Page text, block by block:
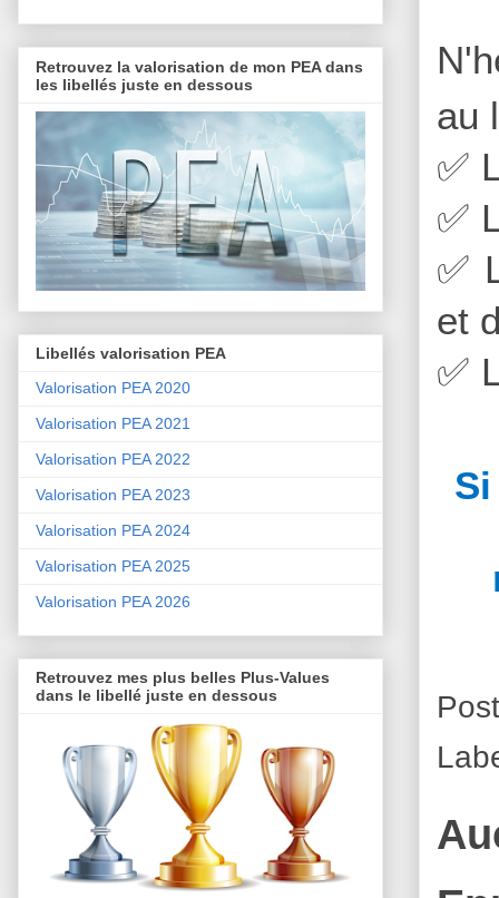
au
✅
✅
✅
et
✅
Retrouvez la valorisation de mon PEA dans
les libellés juste en dessous
Libellés valorisation PEA
Valorisation PEA 2020
Valorisation PEA 2021
Valorisation PEA 2022
Valorisation PEA 2023
Valorisation PEA 2024
Valorisation PEA 2025
Valorisation PEA 2026
Retrouvez mes plus belles Plus-Values
dans le libellé juste en dessous